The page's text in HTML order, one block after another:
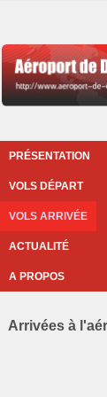
PRÉSENTATION
VOLS DÉPART
VOLS ARRIVÉE
ACTUALITÉ
A PROPOS
Arrivées à